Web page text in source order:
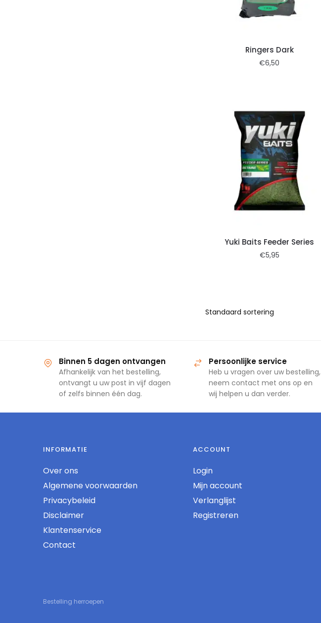
Ringers Dark
€6,50
Yuki Baits Feeder Series
€5,95
Binnen 5 dagen ontvangen
Afhankelijk van het bestelling,
ontvangt u uw post in vijf dagen
of zelfs binnen één dag.
Persoonlijke service
Heb u vragen over uw bestelling,
neem contact met ons op en
wij helpen u dan verder.
INFORMATIE
Over ons
Algemene voorwaarden
Privacybeleid
Disclaimer
Klantenservice
Contact
ACCOUNT
Login
Mijn account
Verlanglijst
Registreren
Bestelling herroepen